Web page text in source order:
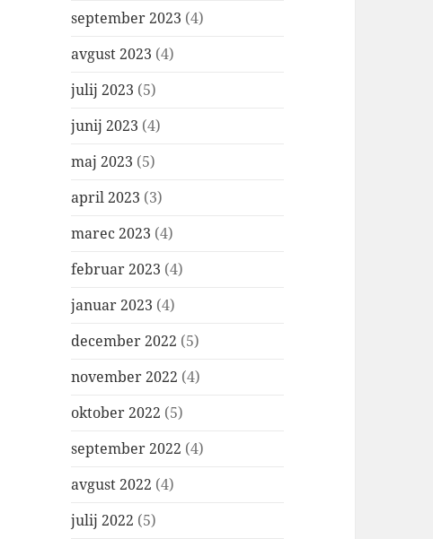
september 2023 (4)
avgust 2023 (4)
julij 2023 (5)
junij 2023 (4)
maj 2023 (5)
april 2023 (3)
marec 2023 (4)
februar 2023 (4)
januar 2023 (4)
december 2022 (5)
november 2022 (4)
oktober 2022 (5)
september 2022 (4)
avgust 2022 (4)
julij 2022 (5)